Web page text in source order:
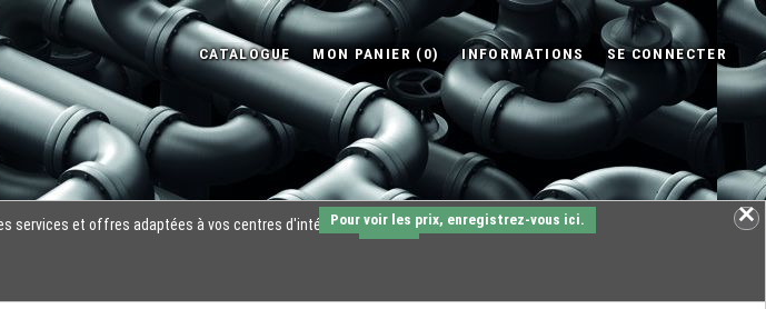
services et offres adaptées à vos centres d'intérêts.
OK
Pour voir les prix, enregistrez-vous ici.